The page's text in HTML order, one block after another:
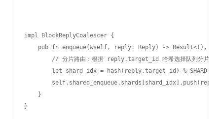
impl BlockReplyCoalescer {
pub fn enqueue(&self, reply: Reply) -> Result<(),
        // 分片路由：根据 reply.target_id 哈希选择队列分片
let shard_idx = hash(reply.target_id) %
        self.shared_enqueue.shards[shard_idx].push(reply)
    }